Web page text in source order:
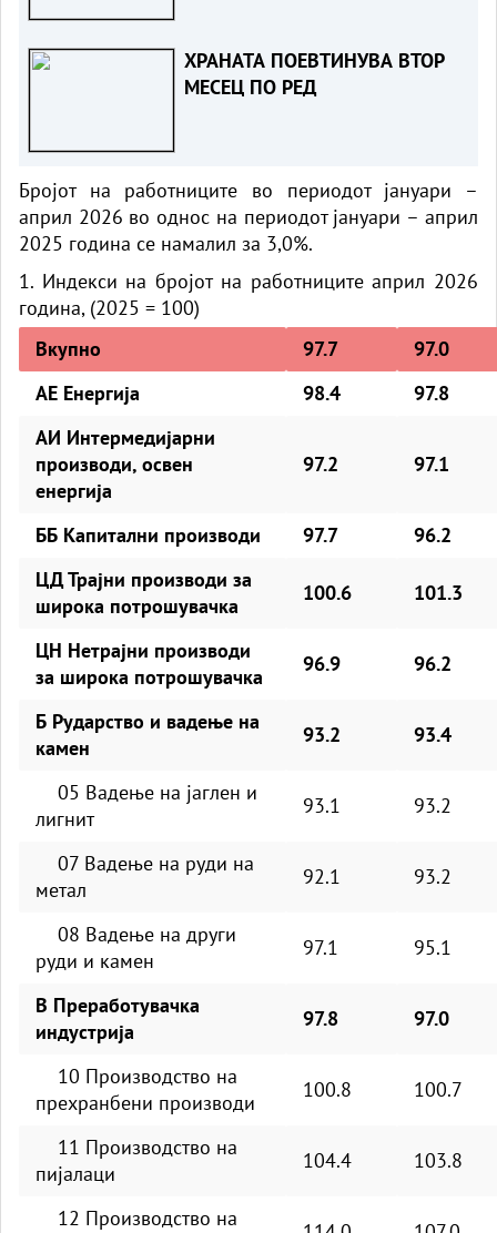
ХРАНАТА ПОЕВТИНУВА ВТОР
МЕСЕЦ ПО РЕД
Бројот на работниците во периодот јануари –
април 2026 во однос на периодот јануари – април
2025 година се намалил за 3,0%.
1. Индекси на бројот на работницитеаприл 2026
година, (2025 = 100)
Вкупно
97.7
97.0
АЕ Енергија
98.4
97.8
АИ Интермедијарни
производи, освен
енергија
97.2 97.1
ББ Капитални производи 97.7
96.2
ЦД Трајни производи за
широка потрошувачка
100.6 101.3
ЦН Нетрајни производи
за широка потрошувачка
96.9 96.2
Б Рударство и вадење на
камен
93.2 93.4
05 Вадење на јаглен и
лигнит
93.1 93.2
07 Вадење на руди на
метал
92.1 93.2
08 Вадење на други
руди и камен
97.1 95.1
В Преработувачка
индустрија
97.8 97.0
10 Производство на
прехранбени производи
100.8 100.7
11 Производство на
пијалаци
104.4 103.8
12 Производство на